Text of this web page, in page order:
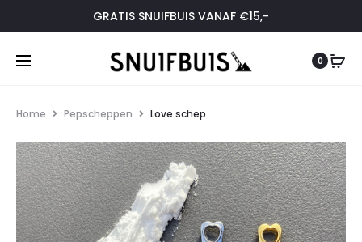
GRATIS SNUIFBUIS VANAF €15,-
0
Home Pepscheppen Love schep